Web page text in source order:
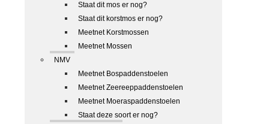
Staat dit mos er nog?
Staat dit korstmos er nog?
Meetnet Korstmossen
Meetnet Mossen
NMV
Meetnet Bospaddenstoelen
Meetnet Zeereeppaddenstoelen
Meetnet Moeraspaddenstoelen
Staat deze soort er nog?